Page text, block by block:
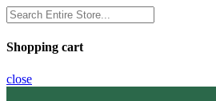
Shopping cart
close